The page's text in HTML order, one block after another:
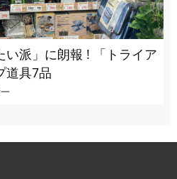
に朗報 ! 「トライア
道具7品